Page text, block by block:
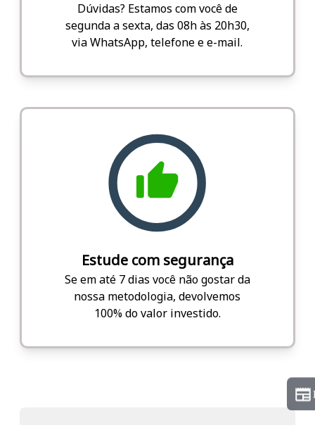
Dúvidas? Estamos com você de
segunda a sexta, das 08h às 20h30,
via WhatsApp, telefone e e-mail.
Estude com segurança
Se em até 7 dias você não gostar da
nossa metodologia, devolvemos
100% do valor investido.